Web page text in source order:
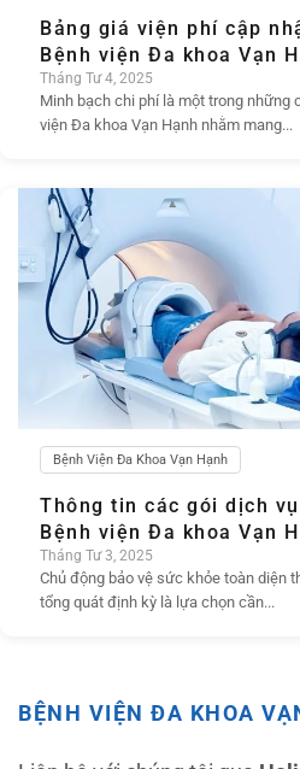
Bảng giá viện phí cập
Bệnh viện Đa khoa Vạn
Tháng Tư 4, 2025
Minh bạch chi phí là một trong những
viện Đa khoa Vạn Hạnh nhằm mang...
Bệnh Viện Đa Khoa Vạn Hạnh
Thông tin các gói dịch
Bệnh viện Đa khoa Vạn
Tháng 4.2026]
Tháng Tư 3, 2025
Chủ động bảo vệ sức khỏe toàn diện
tổng quát định kỳ là lựa chọn cần...
BỆNH VIỆN ĐA KHOA